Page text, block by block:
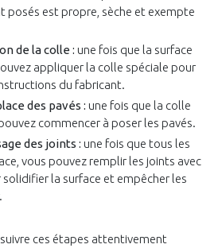
posés est propre, sèche et exempte
de la colle : une fois que la surface
appliquer la colle spéciale pour
du fabricant.
des pavés : une fois que la colle
commencer à poser les pavés.
des joints : une fois que tous les
vous pouvez remplir les joints avec
la surface et empêcher les
ces étapes attentivement